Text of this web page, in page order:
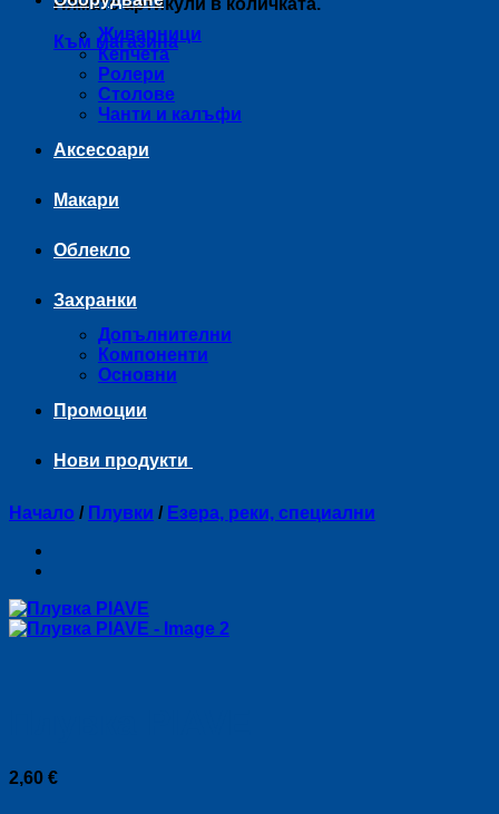
Нямате артикули в количката.
Към магазина
Живарници
Кепчета
Ролери
Столове
Чанти и калъфи
Аксесоари
Макари
Облекло
Захранки
Допълнителни
Компоненти
Основни
Промоции
Нови продукти
Начало / Плувки / Езера, реки, специални
2,60 €